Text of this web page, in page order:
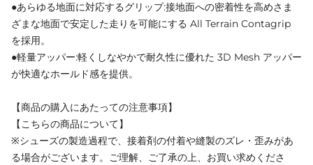
●あらゆる地面に対応するグリップ:接地面への密着性を高めさま
ざまな地面で安定した走りを可能にする All Terrain Contagrip
を採用。
●軽量アッパー:軽くしなやかで耐久性に優れた 3D Mesh アッパー
が快適なホールド感を提供。
【商品の購入にあたっての注意事項】
【こちらの商品について】
※シューズの製造過程で、接着剤の付着や縫製のズレ・歪みがあ
る場合がございます。ご理解、ご了承の上、お買い求めくださ